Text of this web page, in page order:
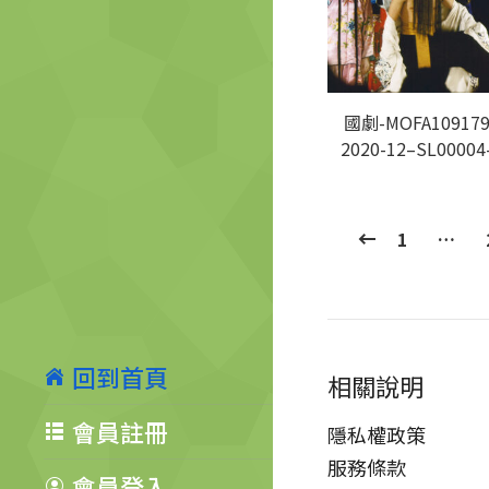
回到首頁
會員註冊
國劇-
2020-
1 …
相關說明
隱私權政策
服務條款